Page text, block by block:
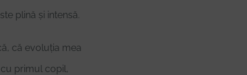
plină și intensă.
că evoluția mea
primul copil,